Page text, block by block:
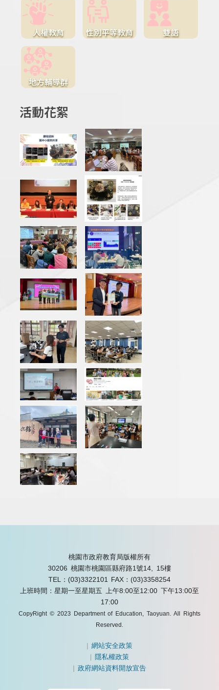
人權教育 性別平等教育 雙語
地方輔導群
活動花絮
桃園市政府教育局版權所有
30206 桃園市桃園區縣府路1號14, 15樓
TEL：(03)3322101
FAX：(03)3358254
上班時間：星期一至星期五 上午8:00至12:00 下午13:00至
17:00
CopyRight © 2023 Department of Education, Taoyuan. All Rights
Reserved.
|網站安全政策
|隱私權政策
|政府網站資料開放宣告